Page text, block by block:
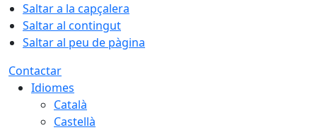
Saltar a la capçalera
Saltar al contingut
Saltar al peu de pàgina
Contactar
Idiomes
Català
Castellà